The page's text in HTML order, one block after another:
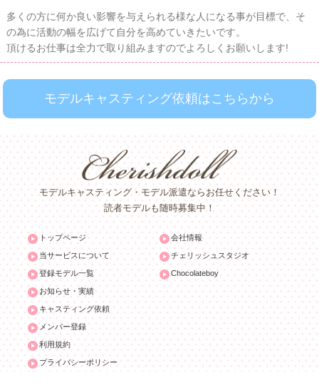
多くの方に何か良い影響を与えられる様な人になる事が目標で、そ
の為に活動の幅を広げて自分を高めていきたいです。
頂けるお仕事は全力で取り組みますのでよろしくお願いします!
モデルキャスティング依頼はこちらから
モデルキャスティング・モデル派遣ならお任せください！
読者モデルも随時募集中！
トップページ
当サービスについて
登録モデル一覧
お知らせ・実績
キャスティング依頼
メンバー登録
利用規約
プライバシーポリシー
会社情報
チェリッシュスタジオ
Chocolateboy